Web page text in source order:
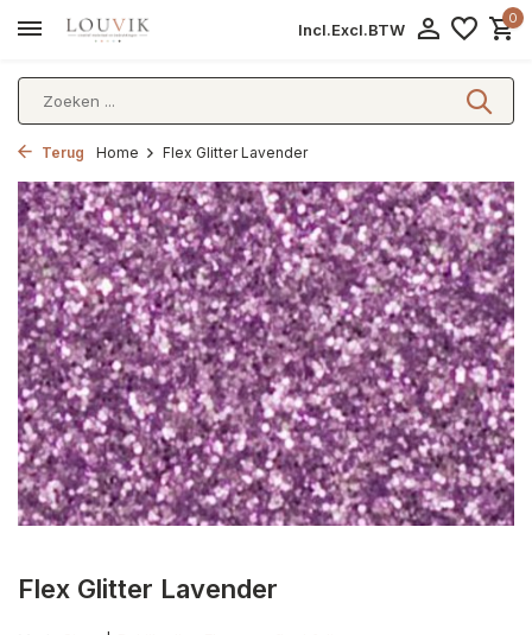
Incl.Excl.BTW
0
Terug Home Flex Glitter Lavender
Flex Glitter Lavender